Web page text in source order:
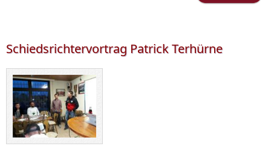
Schiedsrichtervortrag Patrick Terhürne